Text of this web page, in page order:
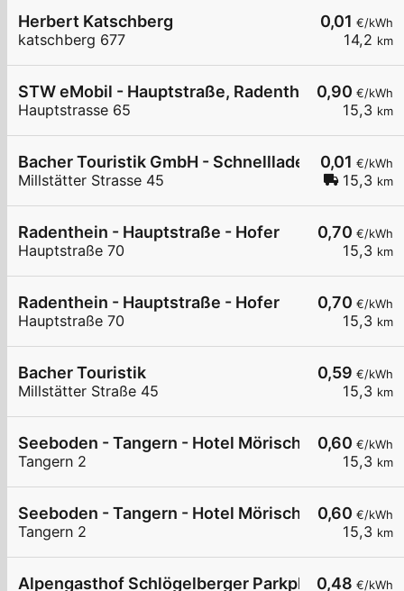
0,01 €/kWh
14,2 km
Herbert Katschberg
katschberg 677
0,90 €/kWh
15,3 km
STW eMobil - Hauptstraße, Radenthein
Hauptstrasse 65
0,01 €/kWh
15,3 km
Bacher Touristik GmbH - Schnelllader
Millstätter Strasse 45
0,70 €/kWh
15,3 km
Radenthein - Hauptstraße - Hofer
Hauptstraße 70
0,70 €/kWh
15,3 km
Radenthein - Hauptstraße - Hofer
Hauptstraße 70
0,59 €/kWh
15,3 km
Bacher Touristik
Millstätter Straße 45
0,60 €/kWh
15,3 km
Seeboden - Tangern - Hotel Mörisch
Tangern 2
0,60 €/kWh
15,3 km
Seeboden - Tangern - Hotel Mörisch
Tangern 2
0,48 €/kWh
Alpengasthof Schlögelberger Parkplatz 2